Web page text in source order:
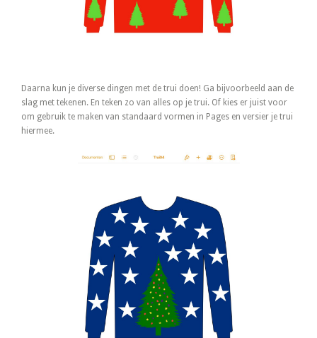
Daarna kun je diverse dingen met de trui doen! Ga bijvoorbeeld aan de
slag met tekenen. En teken zo van alles op je trui. Of kies er juist voor
om gebruik te maken van standaard vormen in Pages en versier je trui
hiermee.